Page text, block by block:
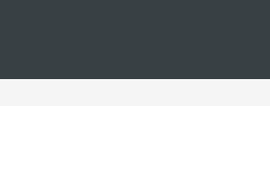
en Navidad